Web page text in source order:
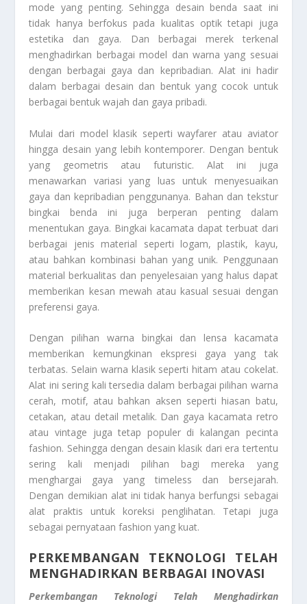
mode yang penting. Sehingga desain benda saat ini
tidak hanya berfokus pada kualitas optik tetapi juga
estetika dan gaya. Dan berbagai merek terkenal
menghadirkan berbagai model dan warna yang sesuai
dengan berbagai gaya dan kepribadian. Alat ini hadir
dalam berbagai desain dan bentuk yang cocok untuk
berbagai bentuk wajah dan gaya pribadi.
Mulai dari model klasik seperti wayfarer atau aviator
hingga desain yang lebih kontemporer. Dengan bentuk
yang geometris atau futuristic. Alat ini juga
menawarkan variasi yang luas untuk menyesuaikan
gaya dan kepribadian penggunanya. Bahan dan tekstur
bingkai benda ini juga berperan penting dalam
menentukan gaya. Bingkai kacamata dapat terbuat dari
berbagai jenis material seperti logam, plastik, kayu,
atau bahkan kombinasi bahan yang unik. Penggunaan
material berkualitas dan penyelesaian yang halus dapat
memberikan kesan mewah atau kasual sesuai dengan
preferensi gaya.
Dengan pilihan warna bingkai dan lensa kacamata
memberikan kemungkinan ekspresi gaya yang tak
terbatas. Selain warna klasik seperti hitam atau cokelat.
Alat ini sering kali tersedia dalam berbagai pilihan warna
cerah, motif, atau bahkan aksen seperti hiasan batu,
cetakan, atau detail metalik. Dan gaya kacamata retro
atau vintage juga tetap populer di kalangan pecinta
fashion. Sehingga dengan desain klasik dari era tertentu
sering kali menjadi pilihan bagi mereka yang
menghargai gaya yang timeless dan bersejarah.
Dengan demikian alat ini tidak hanya berfungsi sebagai
alat praktis untuk koreksi penglihatan. Tetapi juga
sebagai pernyataan fashion yang kuat.
PERKEMBANGAN TEKNOLOGI TELAH
MENGHADIRKAN BERBAGAI INOVASI
Perkembangan Teknologi Telah Menghadirkan